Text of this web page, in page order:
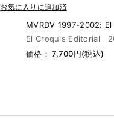
お気に入りに追加済
MVRDV 1997-2002: El
El Croquis Editorial
価格： 7,700円(税込)